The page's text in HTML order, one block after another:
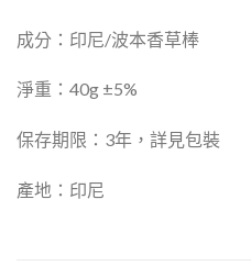
成分：印尼/波本香草棒
淨重：40g ±5%
保存期限：3年，詳見包裝
產地：印尼